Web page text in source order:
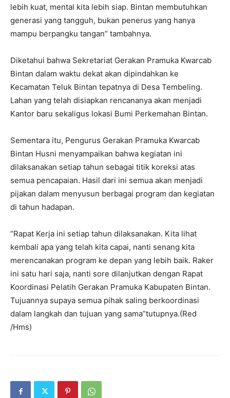
lebih kuat, mental kita lebih siap. Bintan membutuhkan
generasi yang tangguh, bukan penerus yang hanya
mampu berpangku tangan” tambahnya.
Diketahui bahwa Sekretariat Gerakan Pramuka Kwarcab
Bintan dalam waktu dekat akan dipindahkan ke
Kecamatan Teluk Bintan tepatnya di Desa Tembeling.
Lahan yang telah disiapkan rencananya akan menjadi
Kantor baru sekaligus lokasi Bumi Perkemahan Bintan.
Sementara itu, Pengurus Gerakan Pramuka Kwarcab
Bintan Husni menyampaikan bahwa kegiatan ini
dilaksanakan setiap tahun sebagai titik koreksi atas
semua pencapaian. Hasil dari ini semua akan menjadi
pijakan dalam menyusun berbagai program dan kegiatan
di tahun hadapan.
“Rapat Kerja ini setiap tahun dilaksanakan. Kita lihat
kembali apa yang telah kita capai, nanti senang kita
merencanakan program ke depan yang lebih baik. Raker
ini satu hari saja, nanti sore dilanjutkan dengan Rapat
Koordinasi Pelatih Gerakan Pramuka Kabupaten Bintan.
Tujuannya supaya semua pihak saling berkoordinasi
dalam langkah dan tujuan yang sama”tutupnya.(Red
/Hms)